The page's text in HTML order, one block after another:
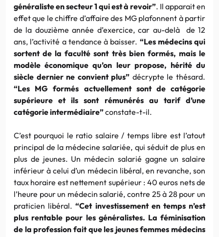
généraliste en secteur 1 qui est à revoir”. Il apparait en
effet que le chiffre d’affaire des MG plafonnent à partir
de la douzième année d’exercice, car au-delà de 12
ans, l’activité a tendance à baisser. “Les médecins qui
sortent de la faculté sont très bien formés, mais le
modèle économique qu’on leur propose, hérité du
siècle dernier ne convient plus” décrypte le thésard.
“Les MG formés actuellement sont de catégorie
supérieure et ils sont rémunérés au tarif d’une
catégorie intermédiaire”constate-t-il.
C’est pourquoi le ratio salaire / temps libre est l’atout
principal de la médecine salariée, qui séduit de plus en
plus de jeunes. Un médecin salarié gagne un salaire
inférieur à celui d’un médecin libéral, en revanche, son
taux horaire est nettement supérieur : 40 euros nets de
l’heure pour un médecin salarié, contre 25 à 28 pour un
praticien libéral.“Cet investissement en temps n’est
plus rentable pour les généralistes. La féminisation
de la profession fait que les jeunes femmes médecins